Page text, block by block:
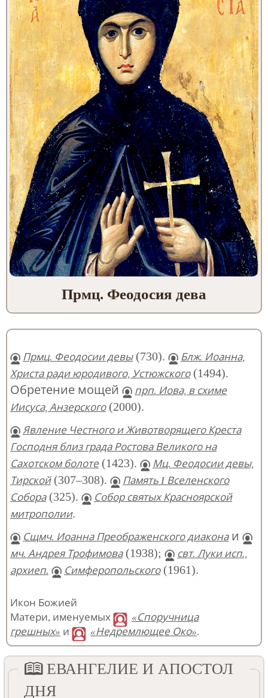
Прмц. Феодосия дева
Прмц. Феодосии девы(730).
Блж. Иоанна,
Христа ради юродивого, Устюжского(1494).
Обретение мощей
прп. Иова, в схиме
Иисуса, Анзерского(2000).
Явление Честного и Животворящего Креста
Господня близ града Ростова Великого на
Сахотском болоте (1423).
Мц. Феодосии девы,
Тирской(307–308).
Память I Вселенского
Собора(325).
Собор святых Красноярской
митрополии.
Сщмч. Иоанна Преображенского диаконаи
мч. Андрея Трофимова(1938);
свт. Луки исп.,
архиеп.
Симферопольского(1961).
Икон Божией
Матери, именуемых
«Споручница
грешных» и «Недремлющее Око».
ЕВАНГЕЛИЕ И АПОСТОЛ
ДНЯ